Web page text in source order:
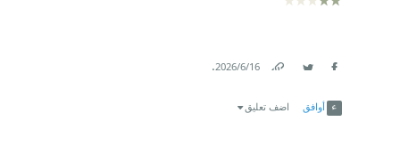
16‏/6‏/2026
.
أوافق اضف تعليق